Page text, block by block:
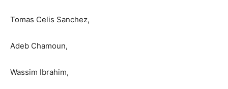
Tomas Celis Sanchez,
Adeb Chamoun,
Wassim Ibrahim,